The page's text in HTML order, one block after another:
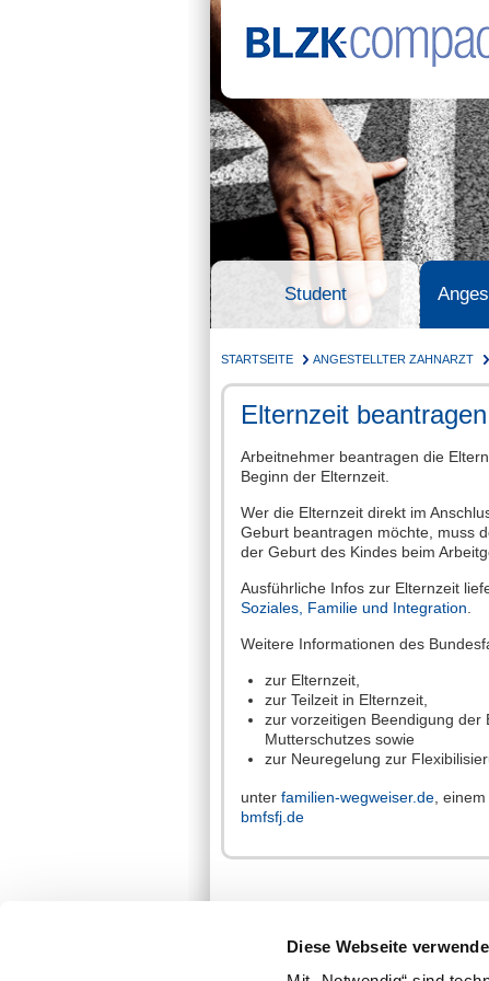
Diese Webseite
Student
STARTSEITE ANGESTELLTER ZAHNARZT
Elternzeit beantragen
Arbeitnehmer beantragen die
Beginn der Elternzeit.
Wer die Elternzeit direkt im
Geburt beantragen möchte, muss
der Geburt des Kindes beim
Ausführliche Infos zur Elternzeit
Soziales, Familie und Integration
Weitere Informationen des
zur Elternzeit,
zur Teilzeit in Elternzeit,
zur vorzeitigen Beendigung der
Mutterschutzes sowie
zur Neuregelung zur
unter familien-wegweiser.de ,
bmfsfj.de